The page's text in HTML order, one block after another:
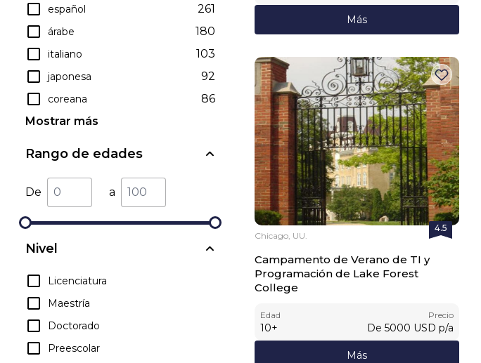
español 261
árabe 180
italiano 103
japonesa 92
coreana
86
Mostrar más
Rango de edades
De a
Nivel
Licenciatura
Maestría
Doctorado
Preescolar
Más
4.5
Chicago, UU.
Campamento de Verano de TI y
Programación de Lake Forest
College
Edad
10+
Precio
De 5000 USD p/a
Más